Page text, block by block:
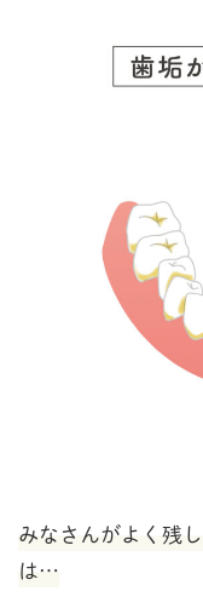
みなさんがよく残 し
は…